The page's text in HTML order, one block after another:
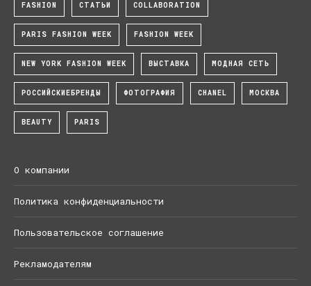
FASHION СТАТЬИ COLLABORATION
PARIS FASHION WEEK FASHION WEEK
NEW YORK FASHION WEEK ВЫСТАВКА МОДНАЯ СЕТЬ
РОССИЙСКИЕБРЕНДЫ ФОТОГРАФИЯ CHANEL МОСКВА
BEAUTY PARIS
О компании
Политика конфиденциальности
Пользовательское соглашение
Рекламодателям